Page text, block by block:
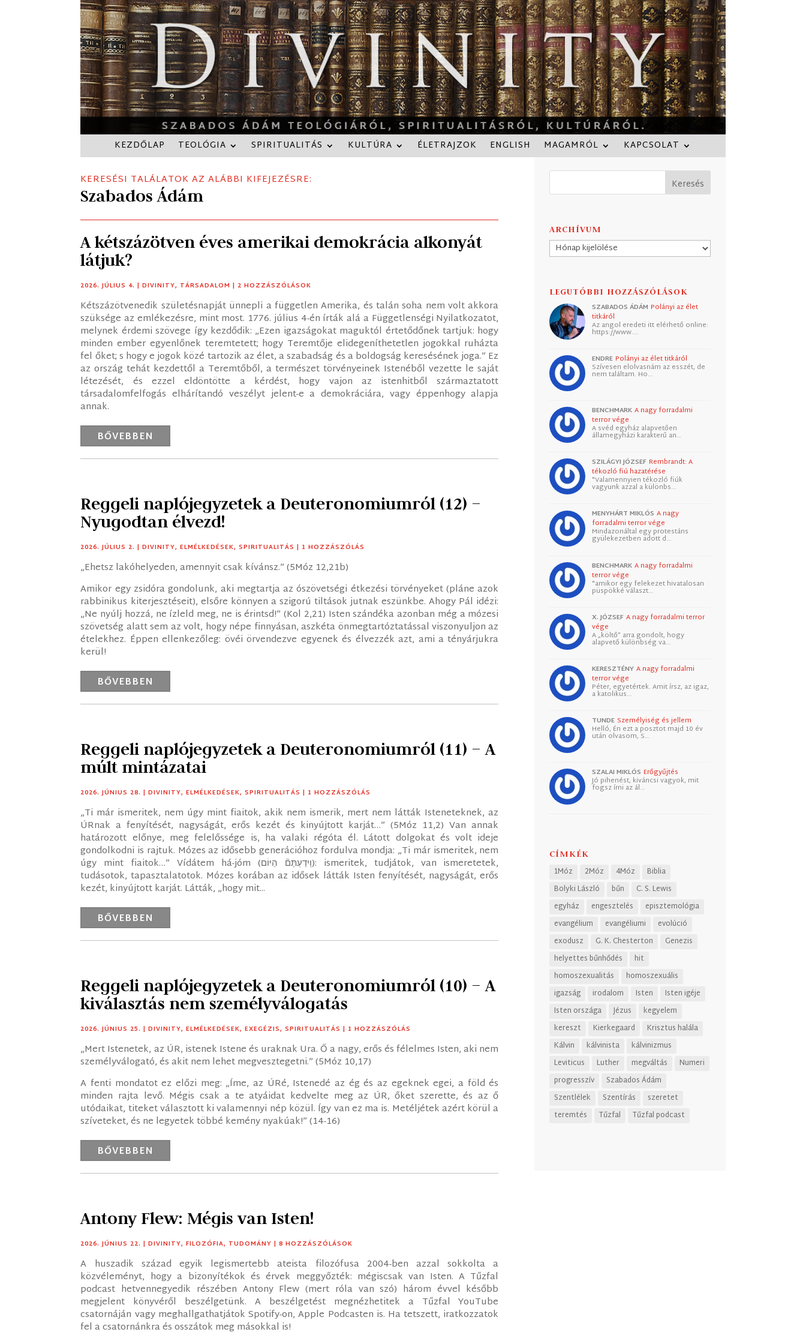
KEZDŐLAP TEOLÓGIA SPIRITUALITÁS KULTÚRA ÉLETRAJZOK ENGLISH MAGAMRÓL KAPCSOLAT
KERESÉSI TALÁLATOK AZ ALÁBBI KIFEJEZÉSRE:
Szabados Ádám
A kétszázötven éves amerikai demokrácia alkonyát
látjuk?
2026. JÚLIUS 4. |DIVINITY, TÁRSADALOM | 2 HOZZÁSZÓLÁSOK
Kétszázötvenedik születésnapját ünnepli a független Amerika, és talán soha nem volt akkora
szüksége az emlékezésre, mint most. 1776. július 4-én írták alá a Függetlenségi Nyilatkozatot,
melynek érdemi szövege így kezdődik: „Ezen igazságokat maguktól értetődőnek tartjuk: hogy
minden ember egyenlőnek teremtetett; hogy Teremtője elidegeníthetetlen jogokkal ruházta
fel őket; s hogy e jogok közé tartozik az élet, a szabadság és a boldogság keresésének joga.” Ez
az ország tehát kezdettől a Teremtőből, a természet törvényeinek Istenéből vezette le saját
létezését, és ezzel eldöntötte a kérdést, hogy vajon az istenhitből származtatott
társadalomfelfogás elhárítandó veszélyt jelent-e a demokráciára, vagy éppenhogy alapja
annak.
BŐVEBBEN
Reggeli naplójegyzetek a Deuteronomiumról (12) –
Nyugodtan élvezd!
2026. JÚLIUS 2. |DIVINITY,ELMÉLKEDÉSEK,SPIRITUALITÁS | 1 HOZZÁSZÓLÁS
„Ehetsz lakóhelyeden, amennyit csak kívánsz.” (5Móz 12,21b)
Amikor egy zsidóra gondolunk, aki megtartja az ószövetségi étkezési törvényeket (pláne azok
rabbinikus kiterjesztéseit), elsőre könnyen a szigorú tiltások jutnak eszünkbe. Ahogy Pál idézi:
„Ne nyúlj hozzá, ne ízleld meg, ne is érintsd!” (Kol 2,21) Isten szándéka azonban még a mózesi
szövetség alatt sem az volt, hogy népe finnyásan, aszkéta önmegtartóztatással viszonyuljon az
ételekhez. Éppen ellenkezőleg: övéi örvendezve egyenek és élvezzék azt, ami a tényárjukra
kerül!
BŐVEBBEN
Reggeli naplójegyzetek a Deuteronomiumról (11) – A
múlt mintázatai
2026. JÚNIUS 28. |DIVINITY,ELMÉLKEDÉSEK,SPIRITUALITÁS | 1 HOZZÁSZÓLÁS
„Ti már ismeritek, nem úgy mint fiaitok, akik nem ismerik, mert nem látták Isteneteknek, az
ÚRnak a fenyítését, nagyságát, erős kezét és kinyújtott karját…” (5Móz 11,2) Van annak
határozott előnye, meg felelőssége is, ha valaki régóta él. Látott dolgokat és volt ideje
gondolkodni is rajtuk. Mózes az idősebb generációhoz fordulva mondja: „Ti már ismeritek, nem
úgy mint fiaitok…” Vídátem há-jóm (‎‎וִֽידַעְתֶּם֘ הַיּוֹם): ismeritek, tudjátok, van ismeretetek,
tudásotok, tapasztalatotok. Mózes korában az idősek látták Isten fenyítését, nagyságát, erős
kezét, kinyújtott karját. Látták, „hogy mit...
BŐVEBBEN
Reggeli naplójegyzetek a Deuteronomiumról (10) – A
kiválasztás nem személyválogatás
2026. JÚNIUS 25. |DIVINITY,ELMÉLKEDÉSEK,EXEGÉZIS,SPIRITUALITÁS | 1 HOZZÁSZÓLÁS
„Mert Istenetek, az ÚR, istenek Istene és uraknak Ura. Ő a nagy, erős és félelmes Isten, aki nem
személyválogató, és akit nem lehet megvesztegetni.” (5Móz 10,17)
A fenti mondatot ez előzi meg: „Íme, az ÚRé, Istenedé az ég és az egeknek egei, a föld és
minden rajta levő. Mégis csak a te atyáidat kedvelte meg az ÚR, őket szerette, és az ő
utódaikat, titeket választott ki valamennyi nép közül. Így van ez ma is. Metéljétek azért körül a
szíveteket, és ne legyetek többé kemény nyakúak!” (14-16)
BŐVEBBEN
Antony Flew: Mégis van Isten!
2026. JÚNIUS 22. |DIVINITY,FILOZÓFIA, TUDOMÁNY | 8 HOZZÁSZÓLÁSOK
A huszadik század egyik legismertebb ateista filozófusa 2004-ben azzal sokkolta a
közvéleményt, hogy a bizonyítékok és érvek meggyőzték: mégiscsak van Isten. A Tűzfal
podcast hetvennegyedik részében Antony Flew (mert róla van szó) három évvel később
megjelent könyvéről beszélgetünk. A beszélgetést megnézhetitek a Tűzfal YouTube
csatornáján vagy meghallgathatjátok Spotify-on, Apple Podcasten is. Ha tetszett, iratkozzatok
fel a csatornánkra és osszátok meg másokkal is!
ARCHÍVUM
Archívum
LEGUTÓBBI HOZZÁSZÓLÁSOK
SZABADOS ÁDÁM Polányi az élet
titkáról
Az angol eredeti itt elérhető online:
https://www.…
ENDRE Polányi az élet titkáról
Szívesen elolvasnám az esszét, de
nem találtam. Ho…
BENCHMARK A nagy forradalmi
terror vége
A svéd egyház alapvetően
államegyházi karakterű an…
SZILÁGYI JÓZSEF Rembrandt: A
tékozló fiú hazatérése
"Valamennyien tékozló fiúk
vagyunk azzal a különbs…
MENYHÁRT MIKLÓS A nagy
forradalmi terror vége
Mindazonáltal egy protestáns
gyülekezetben adott d…
BENCHMARK A nagy forradalmi
terror vége
"amikor egy felekezet hivatalosan
püspökké választ…
X. JÓZSEF A nagy forradalmi terror
vége
A „költő” arra gondolt, hogy
alapvető különbség va…
KERESZTÉNY A nagy forradalmi
terror vége
Péter, egyetértek. Amit írsz, az igaz,
a katolikus…
TUNDE Személyiség és jellem
Helló, Én ezt a posztot majd 10 év
után olvasom, S…
SZALAI MIKLÓS Erőgyűjtés
Jó pihenést, kiváncsi vagyok, mit
fogsz írni az ál…
CÍMKÉK
1Móz 2Móz 4Móz
Biblia
Bolyki László
bűn
C. S. Lewis
egyház
engesztelés
episztemológia
evangélium
evangéliumi
evolúció
exodusz
G. K. Chesterton
Genezis
helyettes bűnhődés
hit
homoszexualitás
homoszexuális
igazság
irodalom Isten
Isten igéje
Isten országa
Jézus
kegyelem
kereszt
Kierkegaard
Krisztus halála
Kálvin
kálvinista
kálvinizmus
Leviticus
Luther megváltás
Numeri
progresszív
Szabados Ádám
Szentlélek
Szentírás
szeretet
teremtés
Tűzfal Tűzfal podcast